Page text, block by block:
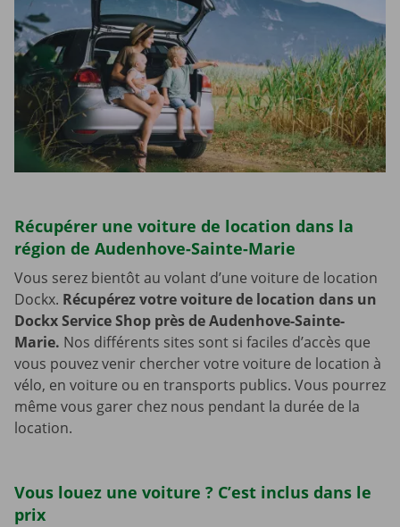
Récupérer une voiture de location dans la
région de Audenhove-Sainte-Marie
Vous serez bientôt au volant d’une voiture de location
Dockx. Récupérez votre voiture de location dans un
Dockx Service Shop près de Audenhove-Sainte-
Marie. Nos différents sites sont si faciles d’accès que
vous pouvez venir chercher votre voiture de location à
vélo, en voiture ou en transports publics. Vous pourrez
même vous garer chez nous pendant la durée de la
location.
Vous louez une voiture ? C’est inclus dans le
prix